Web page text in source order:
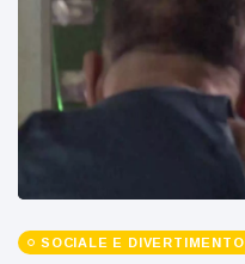
SOCIALE E DIVERTIMENTO